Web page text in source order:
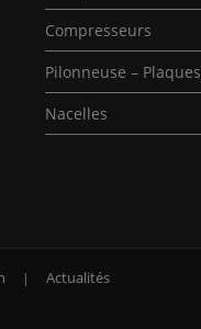
Compresseurs
Pilonneuse – Plaques
Nacelles
Actualités